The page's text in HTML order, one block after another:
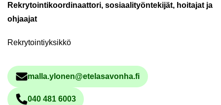
Rekrytointikoordinaattori, sosiaalityöntekijät, hoitajat ja
ohjaajat
Rekrytointiyksikkö
Säh­kö­pos­tio­soi­te
malla.ylo­nen@ete­la­sa­von­ha.fi
Pu­he­lin­nu­me­ro
040 481 6003